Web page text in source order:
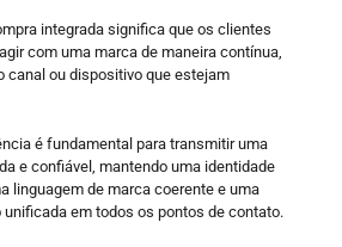
integrada significa que os clientes
com uma marca de maneira contínua,
canal ou dispositivo que estejam
é fundamental para transmitir uma
e confiável, mantendo uma identidade
linguagem de marca coerente e uma
unificada em todos os pontos de contato.